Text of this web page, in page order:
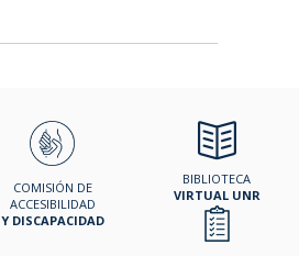
COMISIÓN DE
ACCESIBILIDAD
Y DISCAPACIDAD
BIBLIOTECA
VIRTUAL UNR